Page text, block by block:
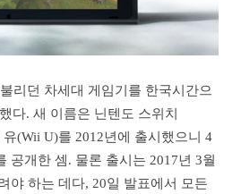
리던 차세대 게임기를 한국시간으
다. 새 이름은 닌텐도 스위치
(Wii U)를 2012년에 출시했으니 4
공개한 셈. 물론 출시는 2017년 3월
야 하는 데다, 20일 발표에서 모든